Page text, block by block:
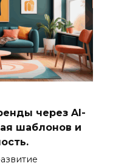
через AI-
шаблонов и